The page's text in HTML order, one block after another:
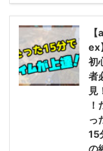
ex】
初
者
見
！
っ
15
の